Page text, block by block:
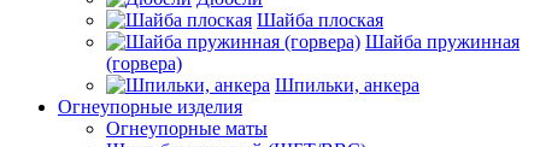
Шайба плоская
Шайба пружинная
(горвера)
Шпильки, анкера
Огнеупорные изделия
Огнеупорные маты